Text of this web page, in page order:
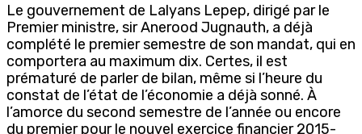
Le gouvernement de Lalyans Lepep, dirigé par le
Premier ministre, sir Anerood Jugnauth, a déjà
complété le premier semestre de son mandat, qui en
comportera au maximum dix. Certes, il est
prématuré de parler de bilan, même si l’heure du
constat de l’état de l’économie a déjà sonné. À
l’amorce du second semestre de l’année ou encore
du premier pour le nouvel exercice financier 2015-